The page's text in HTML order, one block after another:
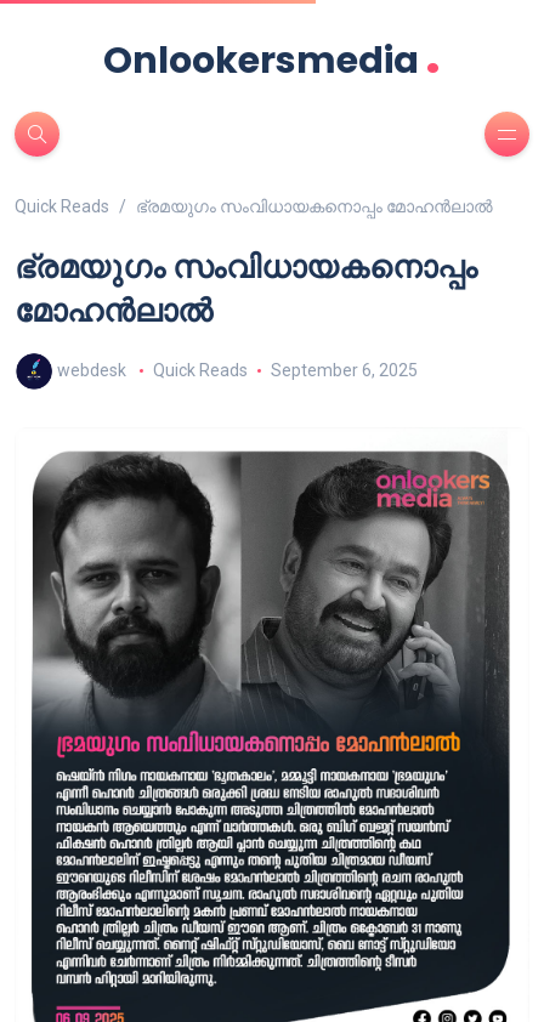
Onlookersmedia .
Quick Reads ഭ്രമയുഗം സംവിധായകനൊപ്പം മോഹൻലാൽ
ഭ്രമയുഗം സംവിധായകനൊപ്പം
മോഹൻലാൽ
webdesk Quick Reads September 6, 2025